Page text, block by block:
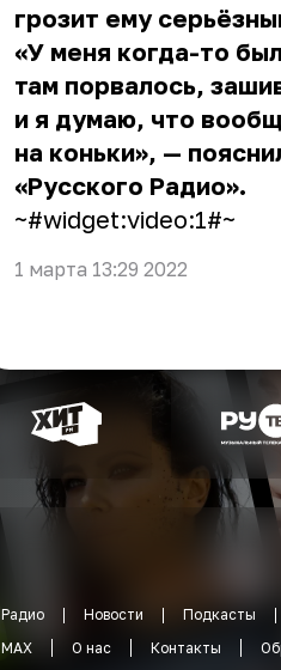
грозит ему
«У меня когда-то
там порвалось,
и я думаю, что
на коньки», —
«Русского Радио».
~#widget:video:1#~
1 марта 13:29 2022
Радио Новости Подкасты
MAX
О нас Контакты